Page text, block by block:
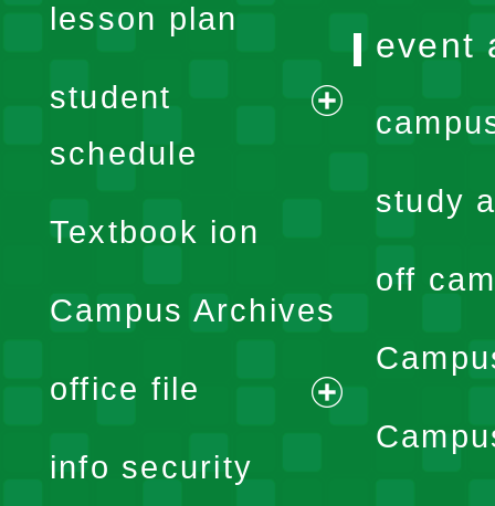
lesson plan
student
schedule
expand
menu
Textbook ion
Campus Archives
office file
expand
info security
event
study
off